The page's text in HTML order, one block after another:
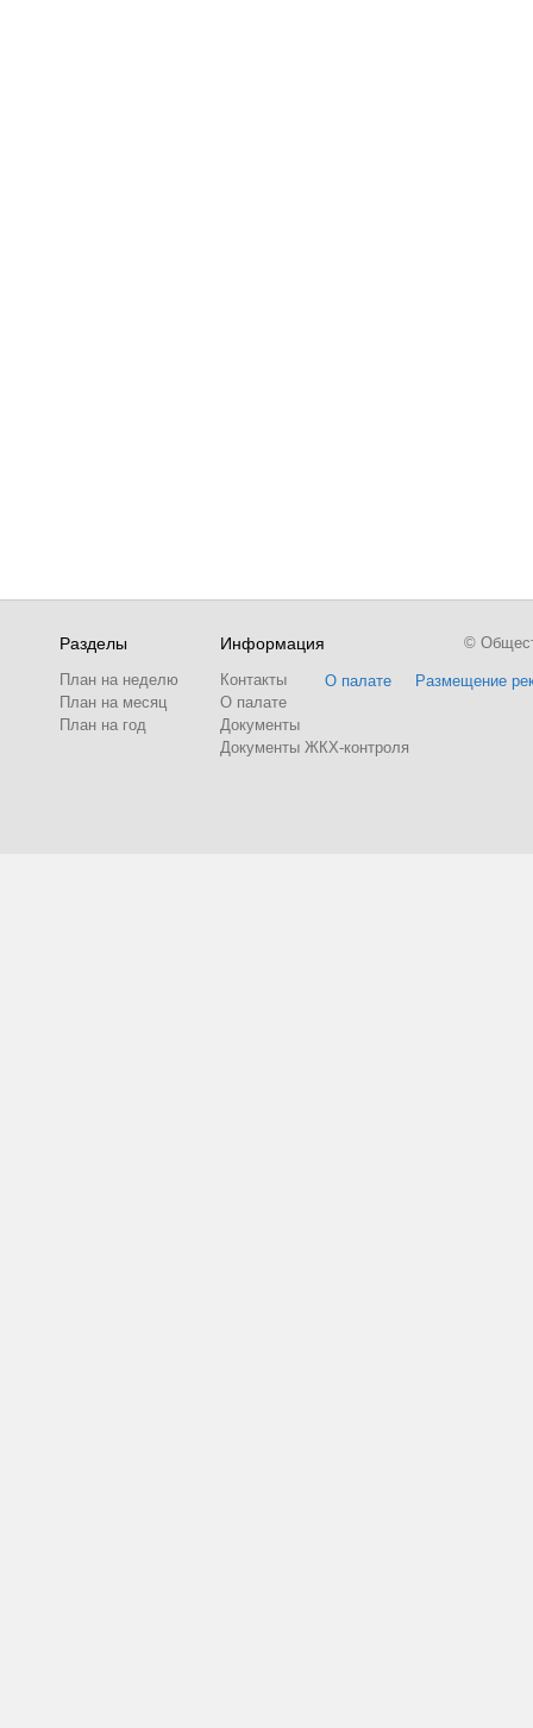
Разделы
План на неделю
План на месяц
План на год
Информация
Контакты
О палате
Документы
Документы ЖКХ-контроля
О палате Размещение
©